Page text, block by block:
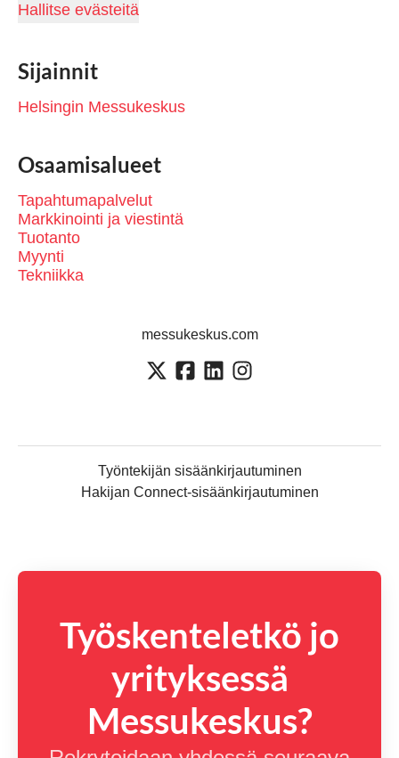
Hallitse evästeitä
Sijainnit
Helsingin Messukeskus
Osaamisalueet
Tapahtumapalvelut
Markkinointi ja viestintä
Tuotanto
Myynti
Tekniikka
messukeskus.com
Työntekijän sisäänkirjautuminen
Hakijan Connect-sisäänkirjautuminen
Työskenteletkö jo
yrityksessä
Messukeskus?